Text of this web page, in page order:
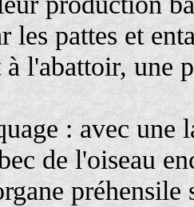
les pattes et
l'abattoir, une
: avec une
de l'oiseau